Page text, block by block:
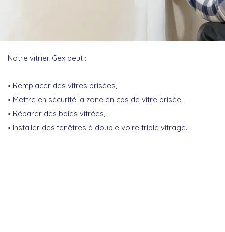
Notre vitrier Gex peut :
Remplacer des vitres brisées,
Mettre en sécurité la zone en cas de vitre brisée,
Réparer des baies vitrées,
Installer des fenêtres à double voire triple vitrage.